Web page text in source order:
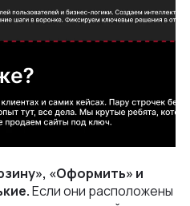
«Оформить» и
Если они расположены